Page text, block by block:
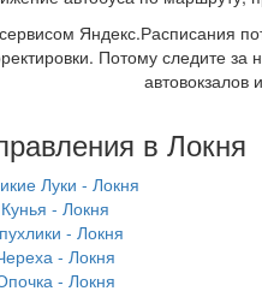
Яндекс.Расписания
Потому следите
автовокзалов
в Локня
Луки - Локня
Кунья - Локня
- Локня
- Локня
- Локня